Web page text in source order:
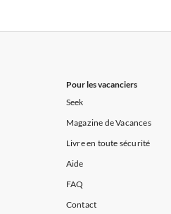
Pour les vacanciers
Seek
Magazine de Vacances
Livre en toute sécurité
Aide
FAQ
Contact